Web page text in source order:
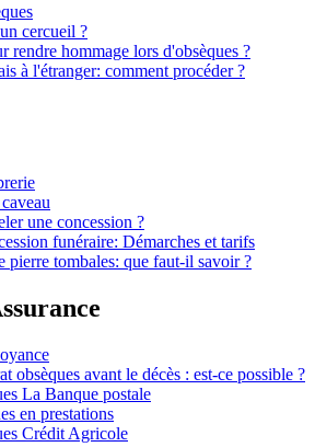
cercueil ?
rendre hommage lors d'obsèques ?
à l'étranger: comment procéder ?
une concession ?
funéraire: Démarches et tarifs
pierre tombales: que faut-il savoir ?
obsèques avant le décès : est-ce possible ?
La Banque postale
en prestations
Crédit Agricole